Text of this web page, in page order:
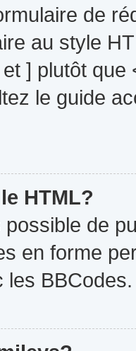
de
au style
] plutôt que
le guide
HTML?
possible de
en forme
les BBCodes.